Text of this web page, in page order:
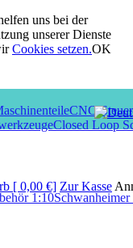
uns bei der
unserer Dienste
Cookies setzen.OK
CNC-
Closed Loop
1:10
[ 0,00 €] Zur Kasse